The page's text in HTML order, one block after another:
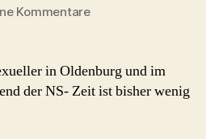
Kommentarezu
in
Oldenburg
während
in Oldenburg und im
der NS- Zeit ist bisher wenig